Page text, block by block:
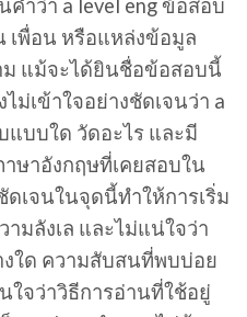
ำว่า a level eng ข้อสอบ
เพื่อน หรือแหล่งข้อมูล
ม แม้จะได้ยินชื่อข้อสอบนี้
ม่เข้าใจอย่างชัดเจนว่า a
บบใด วัดอะไร และมี
ษาอังกฤษที่เคยสอบใน
ดเจนในจุดนี้ทำให้การเริ่ม
มลังเล และไม่แน่ใจว่า
ใด ความสับสนที่พบบ่อย
ใจว่าวิธีการอ่านที่ใช้อยู่